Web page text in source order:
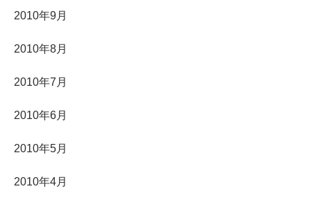
2010年9月
2010年8月
2010年7月
2010年6月
2010年5月
2010年4月